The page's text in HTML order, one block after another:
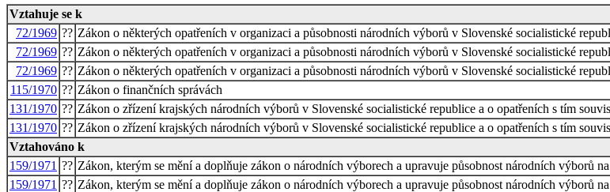
Vztahuje se k
72/1969 ?? Zákon o některých opatřeních v organizaci a působnosti národních výborů v Slovenské socialistické
72/1969 ?? Zákon o některých opatřeních v organizaci a působnosti národních výborů v Slovenské socialistické
72/1969 ?? Zákon o některých opatřeních v organizaci a působnosti národních výborů v Slovenské socialistické
115/1970 ?? Zákon o finančních správách
131/1970 ?? Zákon o zřízení krajských národních výborů v Slovenské socialistické republice a o opatřeních s tím
131/1970 ?? Zákon o zřízení krajských národních výborů v Slovenské socialistické republice a o opatřeních s tím
Vztahováno k
159/1971 ?? Zákon, kterým se mění a doplňuje zákon o národních výborech a upravuje působnost národních výborů
159/1971 ?? Zákon, kterým se mění a doplňuje zákon o národních výborech a upravuje působnost národních výborů